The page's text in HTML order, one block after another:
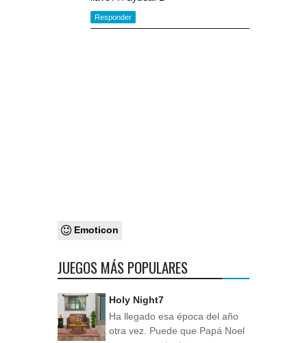
Responder
Emoticon
JUEGOS MÁS POPULARES
Holy Night7
Ha llegado esa época del año
otra vez. Puede que Papá Noel